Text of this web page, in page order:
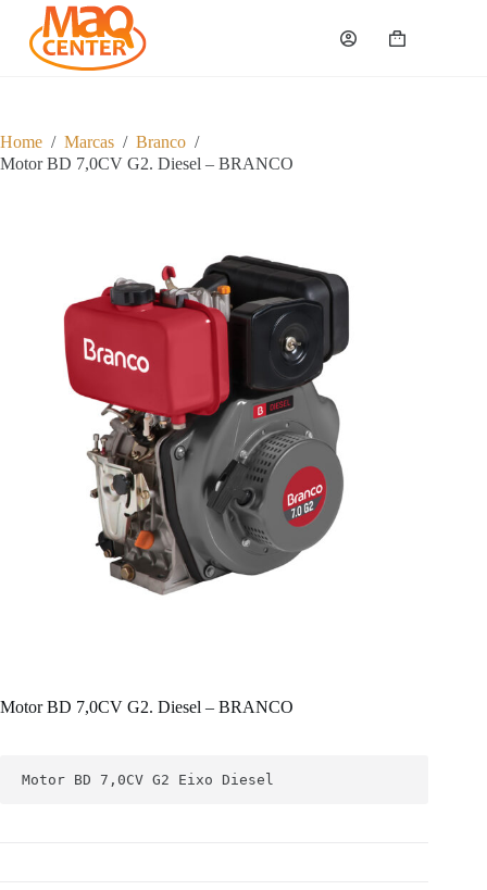
u
a
r
Carrinho
Home / Marcas / Branco /
Motor BD 7,0CV G2. Diesel – BRANCO
Motor BD 7,0CV G2. Diesel – BRANCO
Motor BD 7,0CV G2 Eixo Diesel